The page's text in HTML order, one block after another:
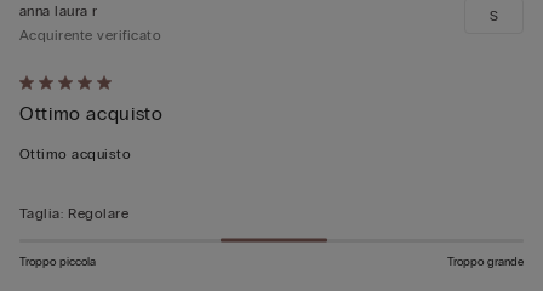
Valutato
5
su
anna laura r
Acquirente verificato
Ottimo acquisto
Ottimo acquisto
S
Taglia: Regolare
Troppo piccola Troppo grande